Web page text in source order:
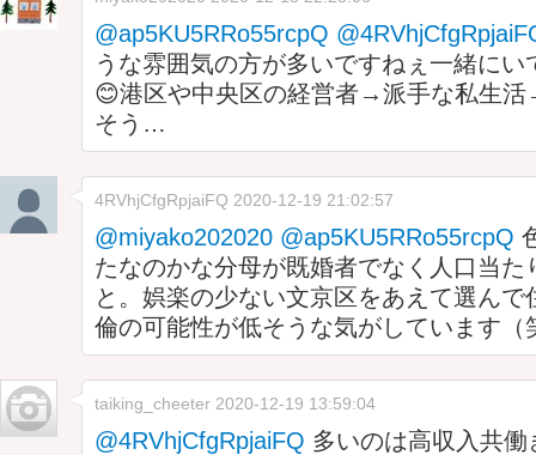
@ap5KU5RRo55rcpQ
うな雰囲気の方が多いですねぇ一緒にい
😊港区や中央区の経営者→派手な私生
そう…
4RVhjCfgRpjaiFQ 2020-12-19 21:02:57
@miyako202020 @ap5KU5RRo55rcpQ
たなのかな分母が既婚者でなく人口当た
と。娯楽の少ない文京区をあえて選ん
倫の可能性が低そうな気がしています（
taiking_cheeter 2020-12-19 13:59:04
@4RVhjCfgRpjaiFQ 多いのは高収入共